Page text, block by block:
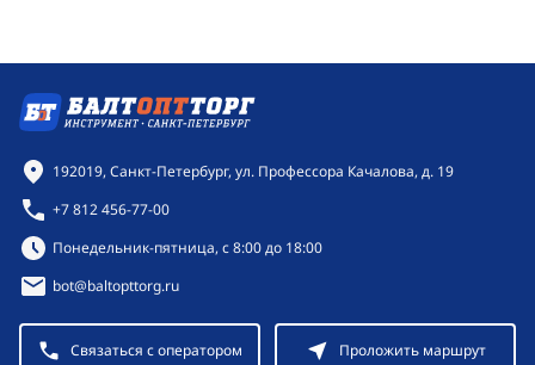
Контактная информация
192019, Санкт-Петербург, ул. Профессора Качалова, д. 19
+7 812 456-77-00
Режим работы:
Понедельник-пятница, с 8:00 до 18:00
bot@baltopttorg.ru
Связаться с оператором Проложить маршрут